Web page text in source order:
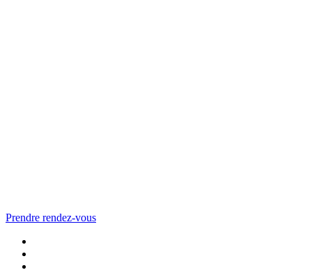
Prendre rendez-vous